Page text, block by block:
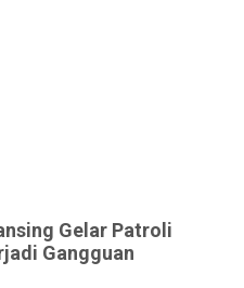
Gelar Patroli
Gangguan